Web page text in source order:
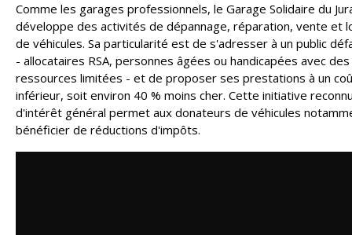
Comme les garages professionnels, le Garage Solidaire du
développe des activités de dépannage, réparation, vente et
de véhicules. Sa particularité est de s'adresser à un public
- allocataires RSA, personnes âgées ou handicapées avec des
ressources limitées - et de proposer ses prestations à un
inférieur, soit environ 40 % moins cher. Cette initiative
d'intérêt général permet aux donateurs de véhicules
bénéficier de réductions d'impôts.